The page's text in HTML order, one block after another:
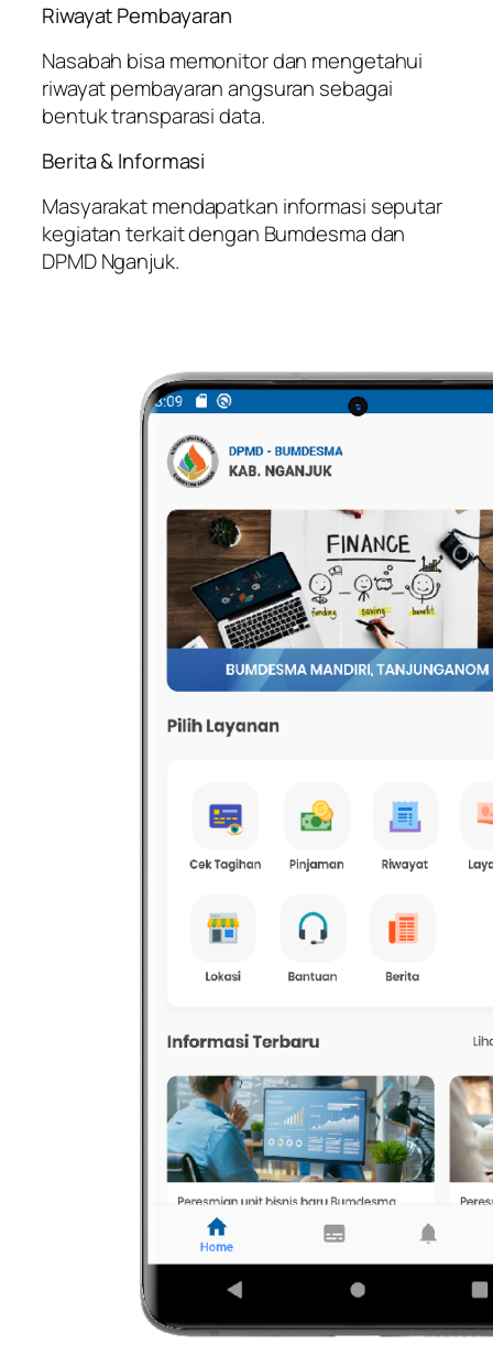
Riwayat Pembayaran
Nasabah bisa memonitor dan mengetahui
riwayat pembayaran angsuran sebagai
bentuk transparasi data.
Berita & Informasi
Masyarakat mendapatkan informasi seputar
kegiatan terkait dengan Bumdesma dan
DPMD Nganjuk.